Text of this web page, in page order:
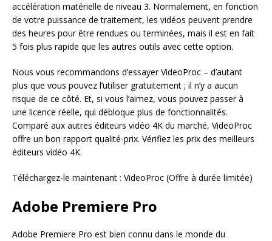
accélération matérielle de niveau 3. Normalement, en fonction
de votre puissance de traitement, les vidéos peuvent prendre
des heures pour être rendues ou terminées, mais il est en fait
5 fois plus rapide que les autres outils avec cette option.
Nous vous recommandons d’essayer VideoProc – d’autant
plus que vous pouvez l’utiliser gratuitement ; il n’y a aucun
risque de ce côté. Et, si vous l’aimez, vous pouvez passer à
une licence réelle, qui débloque plus de fonctionnalités.
Comparé aux autres éditeurs vidéo 4K du marché, VideoProc
offre un bon rapport qualité-prix. Vérifiez les prix des meilleurs
éditeurs vidéo 4K.
Téléchargez-le maintenant : VideoProc (Offre à durée limitée)
Adobe Premiere Pro
Adobe Premiere Pro est bien connu dans le monde du